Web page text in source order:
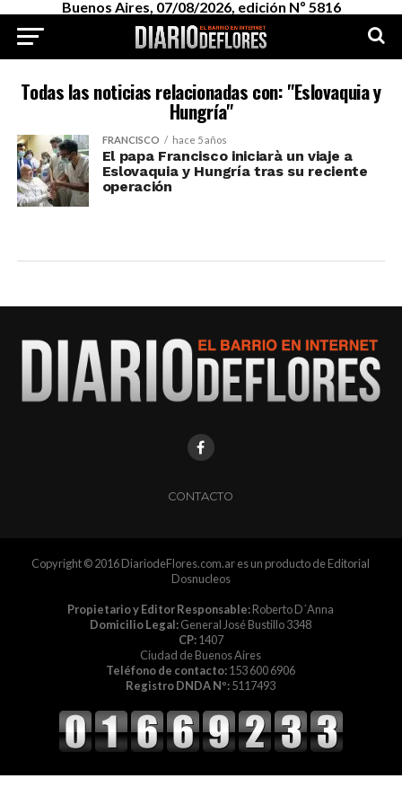
Buenos Aires, 07/08/2026, edición Nº 5816
Todas las noticias relacionadas con: "Eslovaquia y
Hungría"
FRANCISCO hace 5 años
El papa Francisco iniciarà un viaje a
Eslovaquia y Hungría tras su reciente
operación
CONTACTO
Copyright © 2016 DiariodeFlores.com.ar es un producto de Editorial
Dosnucleos
Propietario y Editor Responsable:Roberto D´Anna
Domicilio Legal:General José Bustillo 3348
CP:1407
Ciudad de Buenos Aires
Teléfono de contacto:153 600 6906
Registro DNDA Nº:5117493